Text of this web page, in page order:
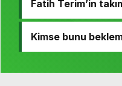
Fatih Terim’in
Kimse bunu